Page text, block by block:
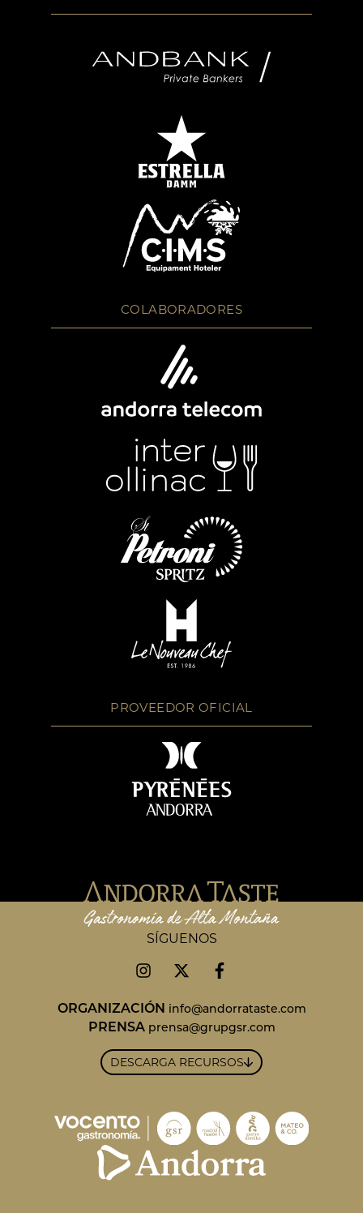
COLABORADORES
PROVEEDOR OFICIAL
SÍGUENOS
ORGANIZACIÓN info@andorrataste.com
PRENSA prensa@grupgsr.com
DESCARGA RECURSOS